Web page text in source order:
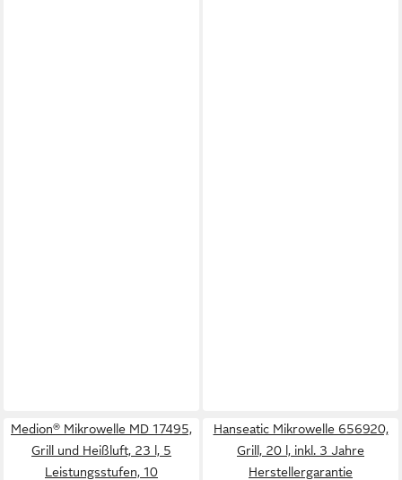
Medion® Mikrowelle MD 17495,
Grill und Heißluft, 23 l, 5
Leistungsstufen, 10
Hanseatic Mikrowelle 656920,
Grill, 20 l, inkl. 3 Jahre
Herstellergarantie